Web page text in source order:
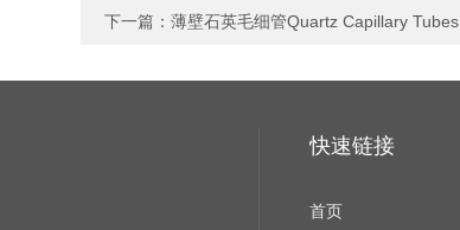
下一篇： 薄壁石英毛细管Quartz Capillary Tubes
快速链接
首页